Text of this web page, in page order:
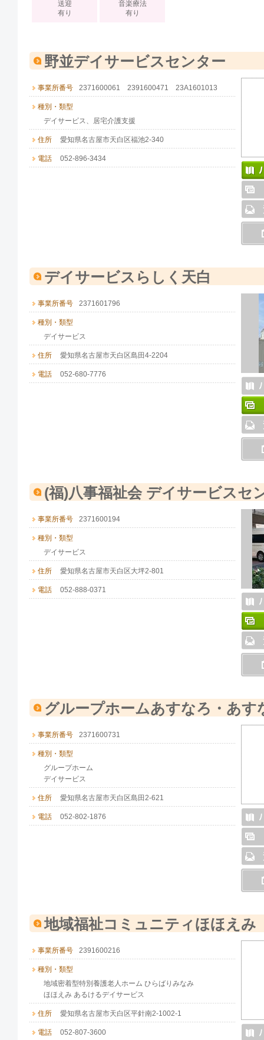
送迎
有り
音楽療法
有り
野並デイサービスセンター
事業所番号 2371600061 2391600471 23A1601013
種別・類型
デイサービス、居宅介護支援
住所 愛知県名古屋市天白区福池2-340
電話 052-896-3434
デイサービスらしく天白
事業所番号 2371601796
種別・類型
デイサービス
住所 愛知県名古屋市天白区島田4-2204
電話 052-680-7776
(福)八事福祉会 デイサービスセ
事業所番号 2371600194
種別・類型
デイサービス
住所 愛知県名古屋市天白区大坪2-801
電話 052-888-0371
グループホームあすなろ・あす
事業所番号 2371600731
種別・類型
グループホーム
デイサービス
住所 愛知県名古屋市天白区島田2-621
電話 052-802-1876
地域福祉コミュニティほほえみ
事業所番号 2391600216
種別・類型
地域密着型特別養護老人ホーム ひらばりみなみ
ほほえみ あるけるデイサービス
住所 愛知県名古屋市天白区平針南2-1002-1
電話 052-807-3600